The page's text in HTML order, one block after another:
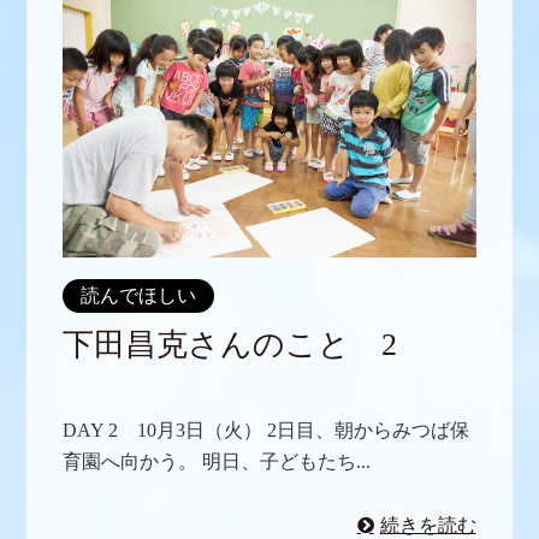
読んでほしい
下田昌克さんのこと 2
DAY 2 10月3日（火） 2日目、朝からみつば保
育園へ向かう。 明日、子どもたち...
続きを読む